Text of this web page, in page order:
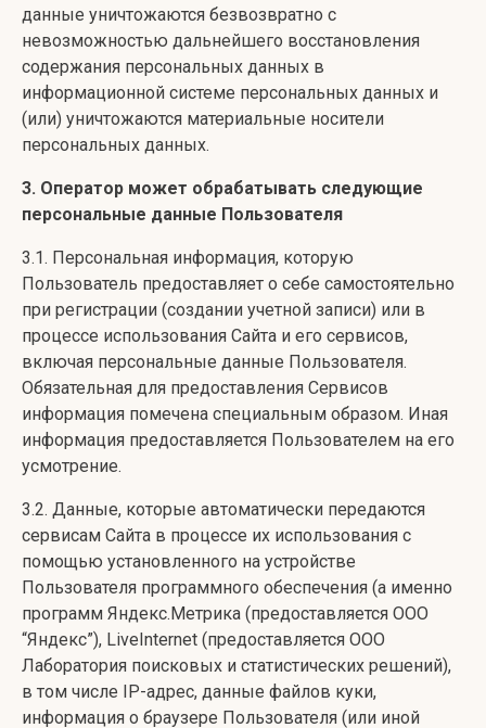
данные уничтожаются безвозвратно с
невозможностью дальнейшего восстановления
содержания персональных данных в
информационной системе персональных данных и
(или) уничтожаются материальные носители
персональных данных.
3. Оператор может обрабатывать следующие
персональные данные Пользователя
3.1. Персональная информация, которую
Пользователь предоставляет о себе самостоятельно
при регистрации (создании учетной записи) или в
процессе использования Сайта и его сервисов,
включая персональные данные Пользователя.
Обязательная для предоставления Сервисов
информация помечена специальным образом. Иная
информация предоставляется Пользователем на его
усмотрение.
3.2. Данные, которые автоматически передаются
сервисам Сайта в процессе их использования с
помощью установленного на устройстве
Пользователя программного обеспечения (а именно
программ Яндекс.Метрика (предоставляется ООО
“Яндекс”), LiveInternet (предоставляется ООО
Лаборатория поисковых и статистических решений),
в том числе IP-адрес, данные файлов куки,
информация о браузере Пользователя (или иной